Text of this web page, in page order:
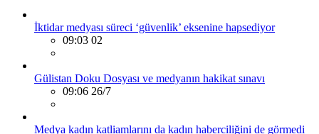
İktidar medyası süreci ‘güvenlik’ eksenine hapsediyor
09:03 02
Gülistan Doku Dosyası ve medyanın hakikat sınavı
09:06 26/7
Medya kadın katliamlarını da kadın haberciliğini de görmedi